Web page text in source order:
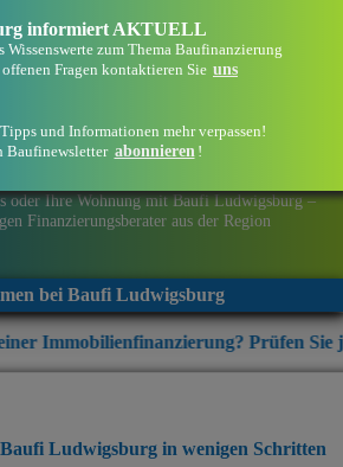
oder Ihre Wohnung mit Baufi Ludwigsburg –
Finanzierungsberater aus der Region
bei Baufi Ludwigsburg
Prüfen Sie jetzt die
informiert AKTUELL
Wissenswerte zum Thema Baufinanzierung
Fragen kontaktieren Sie uns
und Informationen mehr verpassen!
Baufinewsletter abonnieren !
Ludwigsburg in wenigen Schritten